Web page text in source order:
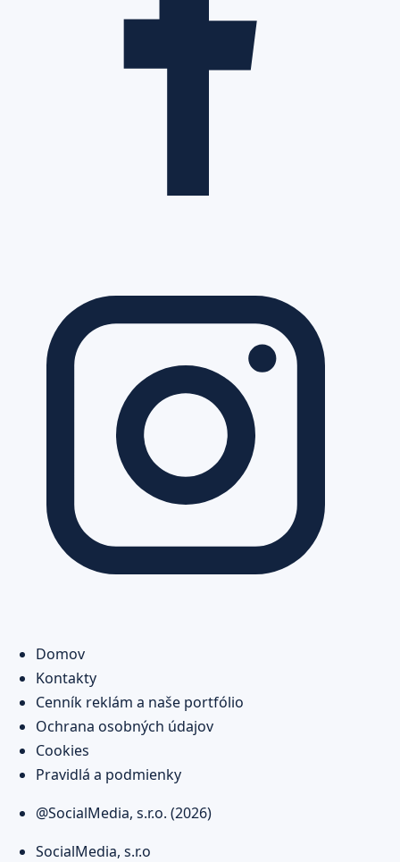
Domov
Kontakty
Cenník reklám a naše portfólio
Ochrana osobných údajov
Cookies
Pravidlá a podmienky
@SocialMedia, s.r.o. (2026)
SocialMedia, s.r.o